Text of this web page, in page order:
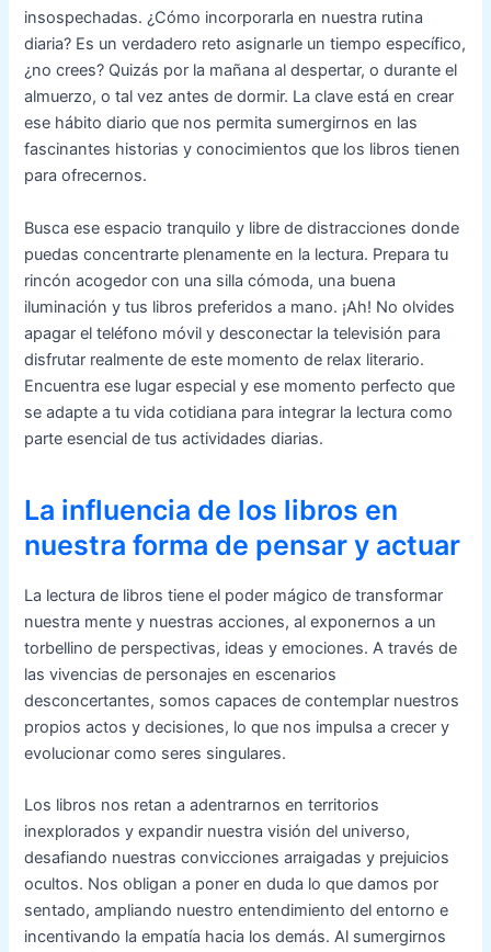
insospechadas. ¿Cómo incorporarla en nuestra rutina
diaria? Es un verdadero reto asignarle un tiempo específico,
¿no crees? Quizás por la mañana al despertar, o durante el
almuerzo, o tal vez antes de dormir. La clave está en crear
ese hábito diario que nos permita sumergirnos en las
fascinantes historias y conocimientos que los libros tienen
para ofrecernos.
Busca ese espacio tranquilo y libre de distracciones donde
puedas concentrarte plenamente en la lectura. Prepara tu
rincón acogedor con una silla cómoda, una buena
iluminación y tus libros preferidos a mano. ¡Ah! No olvides
apagar el teléfono móvil y desconectar la televisión para
disfrutar realmente de este momento de relax literario.
Encuentra ese lugar especial y ese momento perfecto que
se adapte a tu vida cotidiana para integrar la lectura como
parte esencial de tus actividades diarias.
La influencia de los libros en
nuestra forma de pensar y actuar
La lectura de libros tiene el poder mágico de transformar
nuestra mente y nuestras acciones, al exponernos a un
torbellino de perspectivas, ideas y emociones. A través de
las vivencias de personajes en escenarios
desconcertantes, somos capaces de contemplar nuestros
propios actos y decisiones, lo que nos impulsa a crecer y
evolucionar como seres singulares.
Los libros nos retan a adentrarnos en territorios
inexplorados y expandir nuestra visión del universo,
desafiando nuestras convicciones arraigadas y prejuicios
ocultos. Nos obligan a poner en duda lo que damos por
sentado, ampliando nuestro entendimiento del entorno e
incentivando la empatía hacia los demás. Al sumergirnos